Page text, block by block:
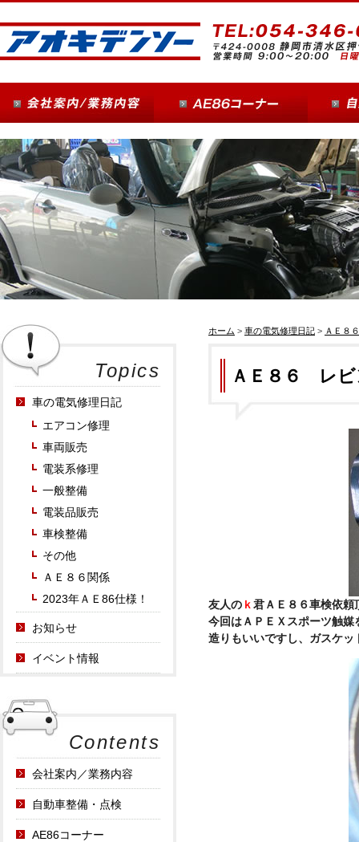
ホーム > 車の電気修理日記 > ＡＥ８
ＡＥ８６ レ
友人の ｋ君ＡＥ８６車検依頼
今回はＡＰＥＸスポーツ触媒
造りもいいですし、ガスケ
Topics
車の電気修理日記
エアコン修理
車両販売
電装系修理
一般整備
電装品販売
車検整備
その他
ＡＥ８６関係
2023年ＡＥ86仕様！
お知らせ
イベント情報
Contents
会社案内／業務内容
自動車整備・点検
AE86コーナー